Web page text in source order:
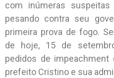
com inúmeras
pesando contra seu
primeira prova de fogo.
de hoje, 15 de
pedidos de
prefeito Cristino e sua